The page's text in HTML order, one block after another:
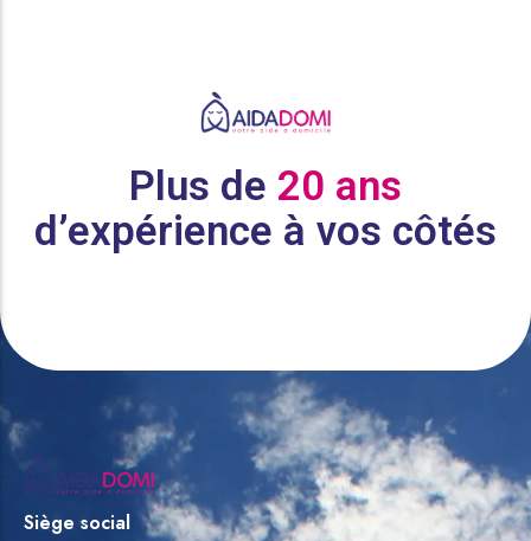
Plus de 20 ans
d’expérience à vos côtés
Siège social